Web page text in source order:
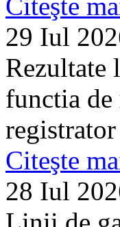
29 Iul
Rezultate
functia de
Citeşte
28 Iul